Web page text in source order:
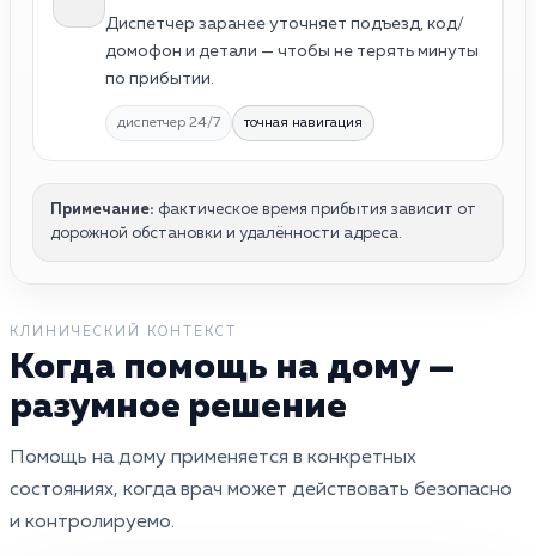
Диспетчер заранее уточняет подъезд, код/
домофон и детали — чтобы не терять минуты
по прибытии.
диспетчер 24/7 точная навигация
Примечание: фактическое время прибытия зависит от
дорожной обстановки и удалённости адреса.
КЛИНИЧЕСКИЙ КОНТЕКСТ
Когда помощь на дому —
разумное решение
Помощь на дому применяется в конкретных
состояниях, когда врач может действовать безопасно
и контролируемо.